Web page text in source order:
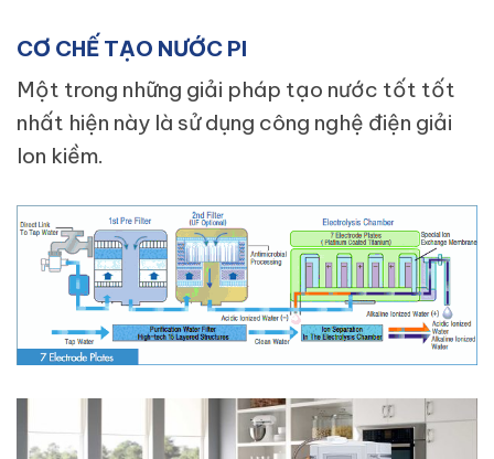
CƠ CHẾ TẠO NƯỚC PI
Một trong những giải pháp tạo nước tốt tốt
nhất hiện này là sử dụng công nghệ điện giải
Ion kiềm.